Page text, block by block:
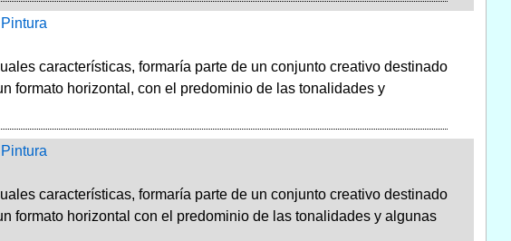
Pintura
características, formaría parte de un conjunto creativo destinado
formato horizontal, con el predominio de las tonalidades y
Pintura
características, formaría parte de un conjunto creativo destinado
formato horizontal con el predominio de las tonalidades y algunas